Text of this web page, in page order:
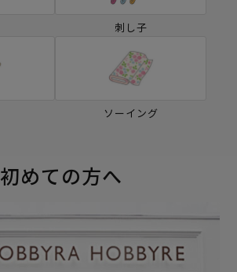
刺し子
ソーイング
初めての方へ